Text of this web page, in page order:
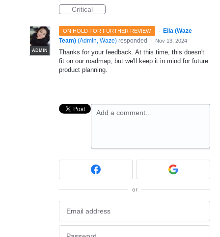
Critical
ON HOLD FOR FURTHER REVIEW ·
ADMIN
Ella (Waze
Team) (Admin, Waze) responded · Nov 13, 2024
Thanks for your feedback. At this time, this doesn't
fit on our roadmap, but we'll keep it in mind for future
product planning.
Add a comment…
or